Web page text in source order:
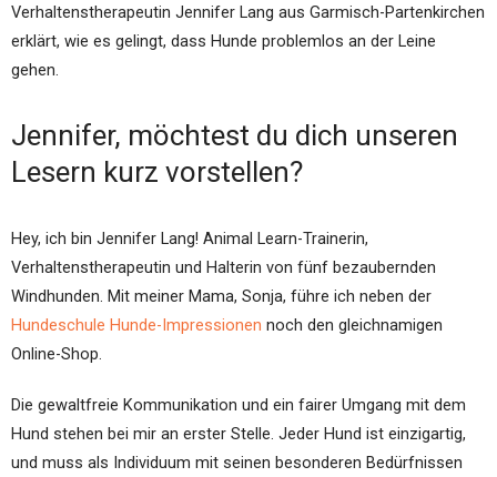
Verhaltenstherapeutin Jennifer Lang aus Garmisch-Partenkirchen
erklärt, wie es gelingt, dass Hunde problemlos an der Leine
gehen.
Jennifer, möchtest du dich unseren
Lesern kurz vorstellen?
Hey, ich bin Jennifer Lang! Animal Learn-Trainerin,
Verhaltenstherapeutin und Halterin von fünf bezaubernden
Windhunden. Mit meiner Mama, Sonja, führe ich neben der
Hundeschule Hunde-Impressionen noch den gleichnamigen
Online-Shop.
Die gewaltfreie Kommunikation und ein fairer Umgang mit dem
Hund stehen bei mir an erster Stelle. Jeder Hund ist einzigartig,
und muss als Individuum mit seinen besonderen Bedürfnissen